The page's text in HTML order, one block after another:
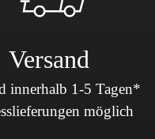
Versand
innerhalb 1-5 Tagen*
möglich